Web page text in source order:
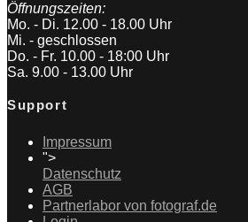
Öffnungszeiten:
Mo. - Di. 12.00 - 18.00 Uhr
Mi. - geschlossen
Do. - Fr. 10.00 - 18:00 Uhr
Sa. 9.00 - 13.00 Uhr
Support
Impressum
">
Datenschutz
AGB
Partnerlabor von fotograf.de